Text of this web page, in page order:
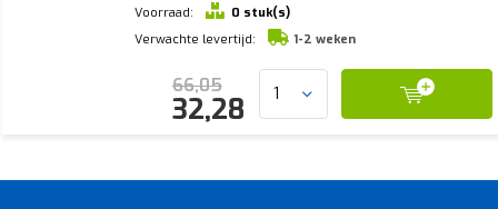
Voorraad:
0 stuk(s)
Verwachte levertijd:
1-2 weken
66,05
32,28